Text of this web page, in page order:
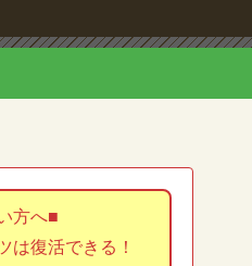
方へ■
は復活できる！